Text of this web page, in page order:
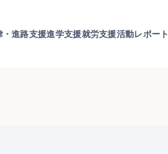
・進路支援進学支援就労支援活動レポート